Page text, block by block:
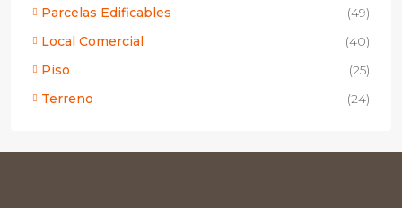
Parcelas Edificables
(49)
Local Comercial
(40)
Piso
(25)
Terreno
(24)